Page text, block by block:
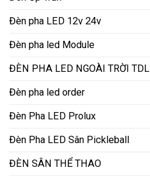
Đèn pha LED 12v 24v
Đèn pha led Module
ĐÈN PHA LED NGOÀI TRỜI TDL
Đèn pha led order
Đèn Pha LED Prolux
Đèn Pha LED Sân Pickleball
ĐÈN SÂN THỂ THAO